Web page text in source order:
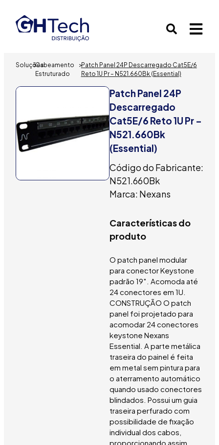
Soluções
>Cabeamento
Estruturado
>Patch Panel 24P Descarregado Cat5E/6
Reto 1U Pr – N521.660Bk (Essential)
Patch Panel 24P
Descarregado
Cat5E/6 Reto 1U Pr –
N521.660Bk
(Essential)
Código do Fabricante:
N521.660Bk
Marca: Nexans
Características do
produto
O patch panel modular
para conector Keystone
padrão 19″. Acomoda até
24 conectores em 1U.
CONSTRUÇÃO O patch
panel foi projetado para
acomodar 24 conectores
keystone Nexans
Essential. A parte metálica
traseira do painel é feita
em metal sem pintura para
o aterramento automático
quando usado conectores
blindados. Possui um guia
traseira perfurado com
possibilidade de fixação
individual dos cabos,
proporcionando assim,